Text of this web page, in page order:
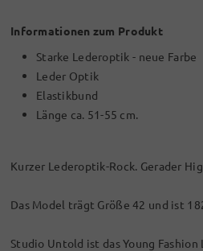
Informationen zum Produkt
Starke Lederoptik - neue Farbe
Leder Optik
Elastikbund
Länge ca. 51-55 cm.
Kurzer Lederoptik-Rock. Gerader
Das Model trägt Größe 42 und ist
Studio Untold ist das Young